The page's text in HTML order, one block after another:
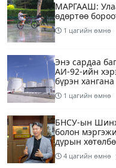
МАРГААШ:
өдөртөө
1 цагийн өмнө
Энэ сардаа
АИ-92-ийн
бүрэн хангана
1 цагийн өмнө
БНСУ-ын
болон
дурын
4 цагийн өмнө